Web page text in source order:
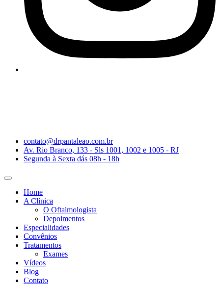
contato@drpantaleao.com.br
Av. Rio Branco, 133 - Sls 1001, 1002 e 1005 - RJ
Segunda à Sexta dás 08h - 18h
Home
A Clínica
O Oftalmologista
Depoimentos
Especialidades
Convênios
Tratamentos
Exames
Vídeos
Blog
Contato